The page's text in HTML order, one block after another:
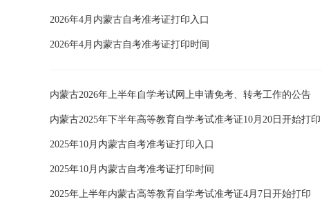
2026年4月内蒙古自考准考证打印入口
2026年4月内蒙古自考准考证打印时间
内蒙古2026年上半年自学考试网上申请免考、转考工作的公告
内蒙古2025年下半年高等教育自学考试准考证10月20日开始打印
2025年10月内蒙古自考准考证打印入口
2025年10月内蒙古自考准考证打印时间
2025年上半年内蒙古高等教育自学考试准考证4月7日开始打印